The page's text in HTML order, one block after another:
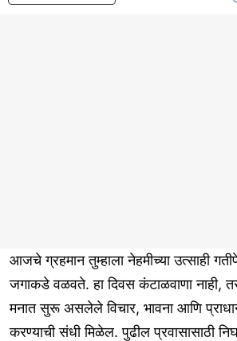
आजचे ग्रहमान तुम्हाला नेहमीच्या उत्साही
जगाकडे वळवते. हा दिवस कंटाळवाणा नाही,
मनात सुरू असलेले विचार, भावना आणि
करण्याची संधी मिळेल. पुढील प्रवासासाठी